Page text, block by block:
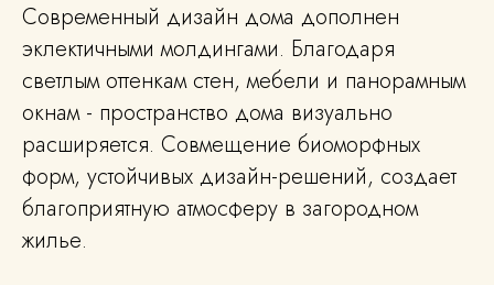
Современный дизайн дома дополнен
эклектичными молдингами. Благодаря
светлым оттенкам стен, мебели и панорамным
окнам - пространство дома визуально
расширяется. Совмещение биоморфных
форм, устойчивых дизайн-решений, создает
благоприятную атмосферу в загородном
жилье.